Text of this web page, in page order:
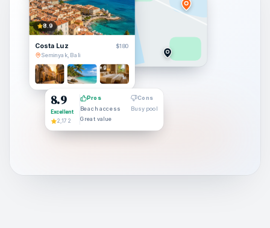
8.9
Costa Luz
$180
Seminyak, Bali
+9
8.9
Excellent
2,172
Pros
Beach access
Great value
Cons
Busy pool